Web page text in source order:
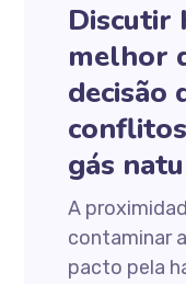
Discutir
melhor
decisão
gás
A
contaminar
pacto pela